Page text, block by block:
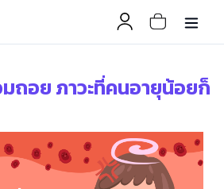
ถอย ภาวะที่คนอายุน้อยก็